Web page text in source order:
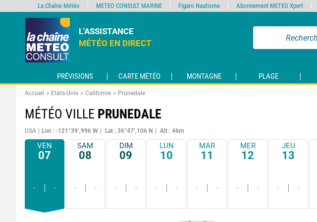
L'ASSISTANCE
MÉTÉO EN DIRECT
PRÉVISIONS CARTE MÉTÉO MONTAGNE PLAGE
Accueil Etats-Unis Californie Prunedale
MÉTÉO VILLE PRUNEDALE
USA Lon : -121°39’,996 W Lat : 36°47’,106 N Alt : 46m
VEN
07
- -
SAM
08
- -
DIM
09
- -
LUN
10
- -
MAR
11
- -
MER
12
- -
JEU
13
- -
La Chaîne Météo METEO CONSULT MARINE Figaro Nautisme Abonnement METEO Xpert